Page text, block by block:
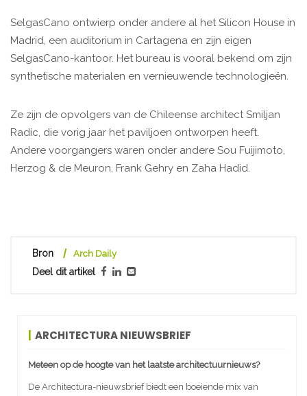
SelgasCano ontwierp onder andere al het Silicon House in
Madrid, een auditorium in Cartagena en zijn eigen
SelgasCano-kantoor. Het bureau is vooral bekend om zijn
synthetische materialen en vernieuwende technologieën.
Ze zijn de opvolgers van de Chileense architect Smiljan
Radíc, die vorig jaar het paviljoen ontworpen heeft.
Andere voorgangers waren onder andere Sou Fuijimoto,
Herzog & de Meuron, Frank Gehry en Zaha Hadid.
Bron Arch Daily
Deel dit artikel
ARCHITECTURA NIEUWSBRIEF
Meteen op de hoogte van het laatste architectuurnieuws?
De Architectura-nieuwsbrief biedt een boeiende mix van